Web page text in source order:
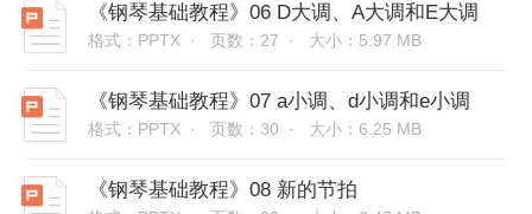
《钢琴基础教程》06 D大调、A大调和E大调
格式：PPTX · 页数：27 · 大小：5.97 MB
《钢琴基础教程》07 a小调、d小调和e小调
格式：PPTX · 页数：30 · 大小：6.25 MB
《钢琴基础教程》08 新的节拍